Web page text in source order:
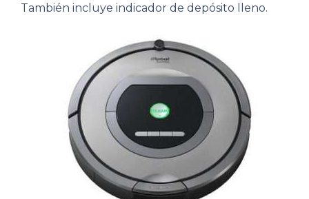
También incluye indicador de depósito lleno.